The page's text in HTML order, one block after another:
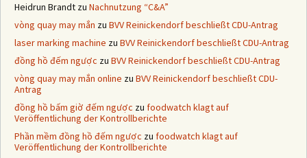
Heidrun Brandt zu Nachnutzung “C&A”
vòng quay may mắn zu BVV Reinickendorf beschließt CDU-Antrag
laser marking machine zu BVV Reinickendorf beschließt CDU-Antrag
đồng hồ đếm ngược zu BVV Reinickendorf beschließt CDU-Antrag
vòng quay may mắn online zu BVV Reinickendorf beschließt CDU-
Antrag
đồng hồ bấm giờ đếm ngược zu foodwatch klagt auf
Veröffentlichung der Kontrollberichte
Phần mềm đồng hồ đếm ngược zu foodwatch klagt auf
Veröffentlichung der Kontrollberichte